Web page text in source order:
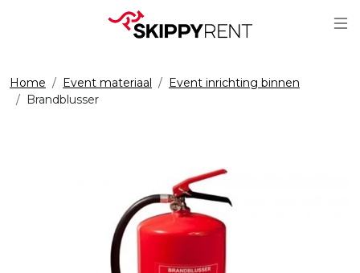
Home Event materiaal
Event inrichting binnen
Brandblusser